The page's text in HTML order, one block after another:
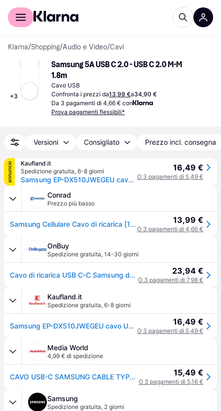
Per il tuo shopping
Klarna/Shopping/Audio e Video/Cavi
+3
Samsung 5A USB C 2.0 - USB C 2.0 M-M
1.8m
Cavo USB
Confronta i prezzi da13,99 €a34,90 €
Da 3 pagamenti di 4,66 € con
Prova pagamenti flessibili*
Versioni Consigliato Prezzo incl. consegna
annuncio
Kaufland.it
Spedizione gratuita, 6-8 giorni
Samsung EP-DX510JWEGEU cavo USB 1,8 m USB C Bianco
16,49 €
O 3 pagamenti di 5,49 €
Conrad
Prezzo più basso
Samsung Cellulare Cavo di ricarica [1x spina USB-C® - 1x spina USB-C®] 1.8 m USB-C® con funzione di carica veloce 13,99 €
O 3 pagamenti di 4,66 €
OnBuy
Spedizione gratuita, 14-30 giorni
Cavo di ricarica USB C-C Samsung da 1,8M a 100W, bianco - EP-DX510JWEGEU 23,94 €
O 3 pagamenti di 7,98 €
Kaufland.it
Spedizione gratuita, 6-8 giorni
Samsung EP-DX510JWEGEU cavo USB 1,8 m USB C Bianco 16,49 €
O 3 pagamenti di 5,49 €
Media World
4,99 € di spedizione
CAVO USB-C SAMSUNG CABLE TYPE-C TO C 5A1.8MT 15,49 €
O 3 pagamenti di 5,16 €
Samsung
Spedizione gratuita, 2 giorni